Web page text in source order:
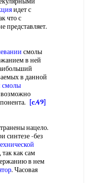
идет с
что с
представляет.
смолы
в ней
в данной
смолы
возможно
[c.49]
нацело.
синтезе -без
как сам
в нем
. Часовая